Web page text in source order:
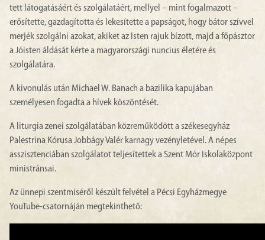
tett látogatásáért és szolgálatáért, mellyel – mint fogalmazott –
erősítette, gazdagította és lekesítette a papságot, hogy bátor szívvel
merjék szolgálni azokat, akiket az Isten rajuk bízott, majd a főpásztor
a Jóisten áldását kérte a magyarországi nuncius életére és
szolgálatára.
A kivonulás után Michael W. Banach a bazilika kapujában
személyesen fogadta a hívek köszöntését.
A liturgia zenei szolgálatában közreműködött a székesegyház
Palestrina Kórusa Jobbágy Valér karnagy vezényletével. A népes
asszisztenciában szolgálatot teljesítettek a Szent Mór Iskolaközpont
ministránsai.
Az ünnepi szentmiséről készült felvétel a Pécsi Egyházmegye
YouTube-csatornáján megtekinthető: